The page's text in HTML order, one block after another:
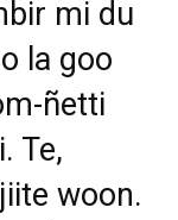
mi du
la goo
ñetti
Te,
woon.